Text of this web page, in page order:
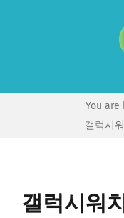
You are
갤럭시
갤럭시워